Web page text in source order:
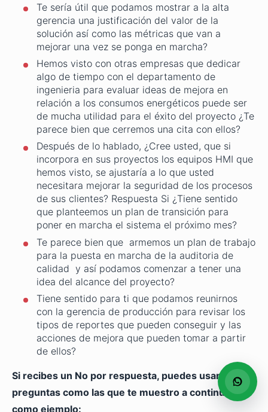
Te sería útil que podamos mostrar a la alta
gerencia una justificación del valor de la
solución así como las métricas que van a
mejorar una vez se ponga en marcha?
Hemos visto con otras empresas que dedicar
algo de tiempo con el departamento de
ingenieria para evaluar ideas de mejora en
relación a los consumos energéticos puede ser
de mucha utilidad para el éxito del proyecto ¿Te
parece bien que cerremos una cita con ellos?
Después de lo hablado, ¿Cree usted, que si
incorpora en sus proyectos los equipos HMI que
hemos visto, se ajustaría a lo que usted
necesitara mejorar la seguridad de los procesos
de sus clientes? Respuesta Si ¿Tiene sentido
que planteemos un plan de transición para
poner en marcha el sistema el próximo mes?
Te parece bien que armemos un plan de trabajo
para la puesta en marcha de la auditoria de
calidad y así podamos comenzar a tener una
idea del alcance del proyecto?
Tiene sentido para ti que podamos reunirnos
con la gerencia de producción para revisar los
tipos de reportes que pueden conseguir y las
acciones de mejora que pueden tomar a partir
de ellos?
Si recibes un No por respuesta, puedes usar
preguntas como las que te muestro a continuación
como ejemplo: